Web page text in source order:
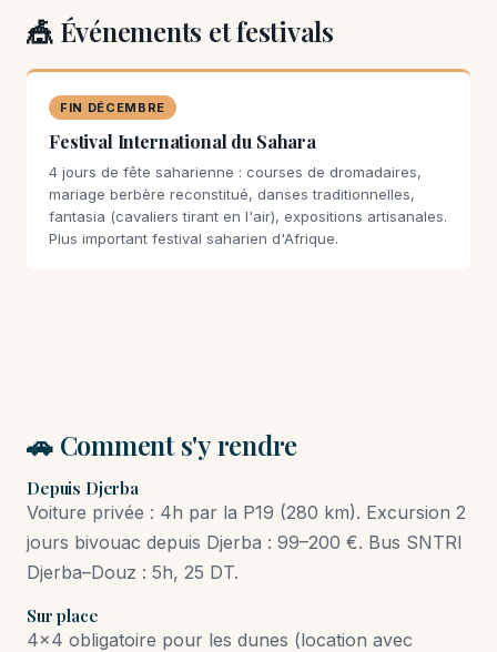
🎪 Événements et festivals
FIN DÉCEMBRE
Festival International du Sahara
4 jours de fête saharienne : courses de dromadaires,
mariage berbère reconstitué, danses traditionnelles,
fantasia (cavaliers tirant en l'air), expositions artisanales.
Plus important festival saharien d'Afrique.
🚗 Comment s'y rendre
Depuis Djerba
Voiture privée : 4h par la P19 (280 km). Excursion 2
jours bivouac depuis Djerba : 99–200 €. Bus SNTRI
Djerba–Douz : 5h, 25 DT.
Sur place
4×4 obligatoire pour les dunes (location avec